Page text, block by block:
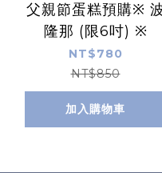
父親節蛋糕預購※
隆那 (限6吋) ※
NT$780
NT$850
加入購物車